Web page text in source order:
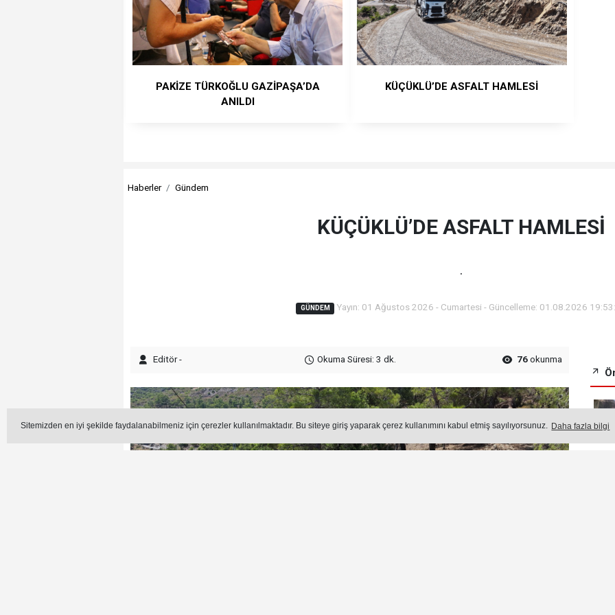
Sitemizden en iyi şekilde faydalanabilmeniz için çerezler kullanılmaktadır. Bu siteye giriş yaparak çerez kullanımını kabul etmiş sayılıyorsunuz. Daha fazla bilgi
PAKİZE TÜRKOĞLU GAZİPAŞA’DA
ANILDI
KÜÇÜKLÜ’DE ASFALT HAMLESİ
Haberler Gündem
KÜÇÜKLÜ’DE ASFALT HAMLESİ
.
GÜNDEM Yayın: 01 Ağustos 2026 - Cumartesi - Güncelleme: 01.08.2026
Editör - Okuma Süresi: 3 dk. 76okunma